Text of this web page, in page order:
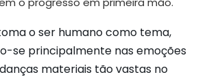
o ser humano como tema,
se principalmente nas emoções
materiais tão vastas no